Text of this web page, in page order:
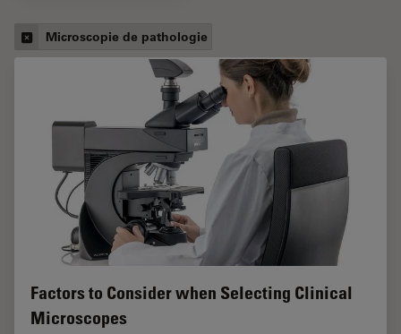
Microscopie de pathologie
Factors to Consider when Selecting Clinical
Microscopes